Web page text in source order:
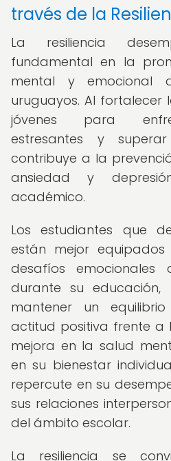
través de la
La resiliencia
fundamental en la
mental y emocional
uruguayos. Al
jóvenes para
estresantes y
contribuye a la
ansiedad y
académico.
Los estudiantes que
están mejor
desafíos emocionales
durante su
mantener un
actitud positiva frente a
mejora en la salud
en su bienestar
repercute en su
sus relaciones
del ámbito escolar.
La resiliencia se